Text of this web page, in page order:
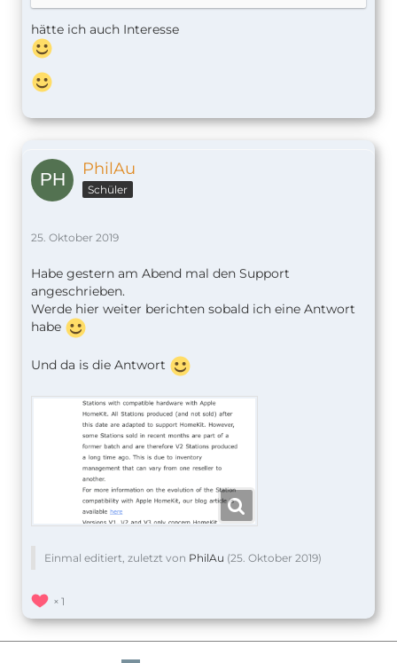
hätte ich auch Interesse
PhilAu
Schüler
25. Oktober 2019
Habe gestern am Abend mal den Support
angeschrieben.
Werde hier weiter berichten sobald ich eine Antwort
habe
Und da is die Antwort
Einmal editiert, zuletzt von PhilAu (25. Oktober 2019)
1